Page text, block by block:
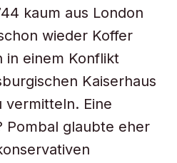
kaum aus London
wieder Koffer
in einem Konflikt
Kaiserhaus
vermitteln. Eine
Pombal glaubte eher